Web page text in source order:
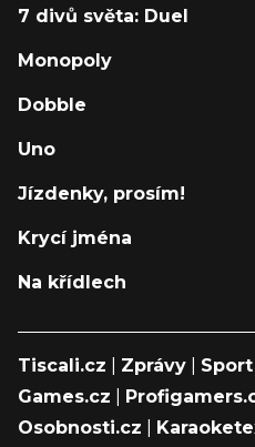
7 divů světa: Duel
Monopoly
Dobble
Uno
Jízdenky, prosím!
Krycí jména
Na křídlech
Tiscali.cz Zprávy Sport
Games.cz
Osobnosti.cz